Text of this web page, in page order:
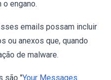
engano.
emails possam incluir
ou anexos que, quando
de malware.
são "Your Messages